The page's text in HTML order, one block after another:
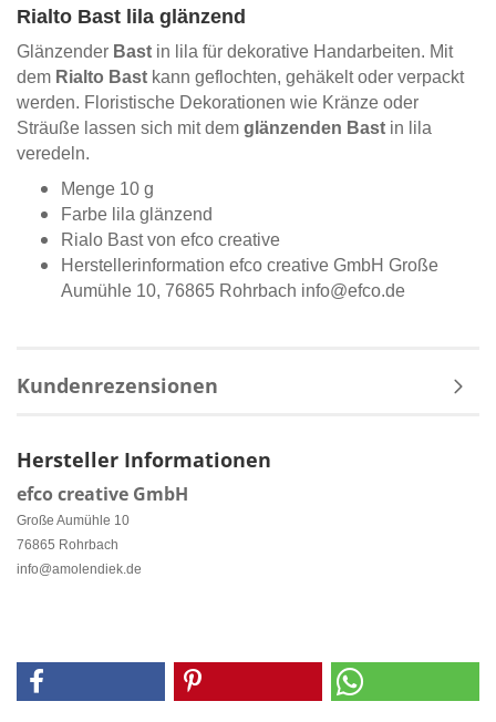
Rialto Bast lila glänzend
Glänzender Bast in lila für dekorative Handarbeiten. Mit
dem Rialto Bast kann geflochten, gehäkelt oder verpackt
werden. Floristische Dekorationen wie Kränze oder
Sträuße lassen sich mit dem glänzenden Bast in lila
veredeln.
Menge 10 g
Farbe lila glänzend
Rialo Bast von efco creative
Herstellerinformation efco creative GmbH Große
Aumühle 10, 76865 Rohrbach info@efco.de
Kundenrezensionen
Hersteller Informationen
efco creative GmbH
Große Aumühle 10
76865 Rohrbach
info@amolendiek.de